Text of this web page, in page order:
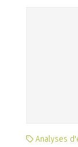
Analyses